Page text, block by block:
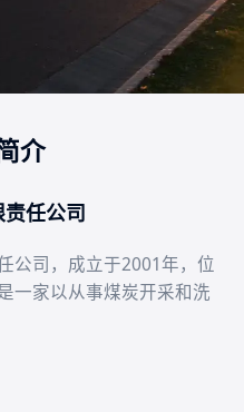
介
任公司
公司，成立于2001年，位
一家以从事煤炭开采和洗